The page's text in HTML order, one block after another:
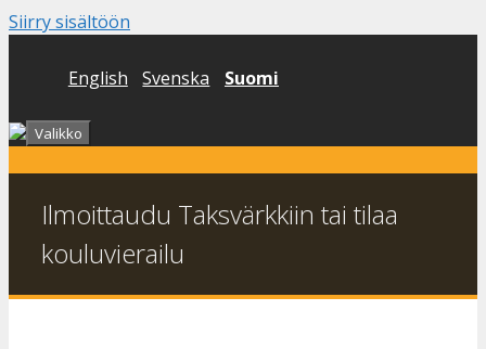
Siirry sisältöön
English Svenska Suomi
Valikko
Ilmoittaudu Taksvärkkiin tai tilaa
kouluvierailu